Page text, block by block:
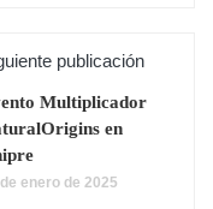
publicación
Multiplicador
en
enero de 2025